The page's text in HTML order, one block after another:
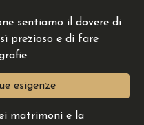
sentiamo il dovere di
prezioso e di fare
esigenze
matrimoni e la